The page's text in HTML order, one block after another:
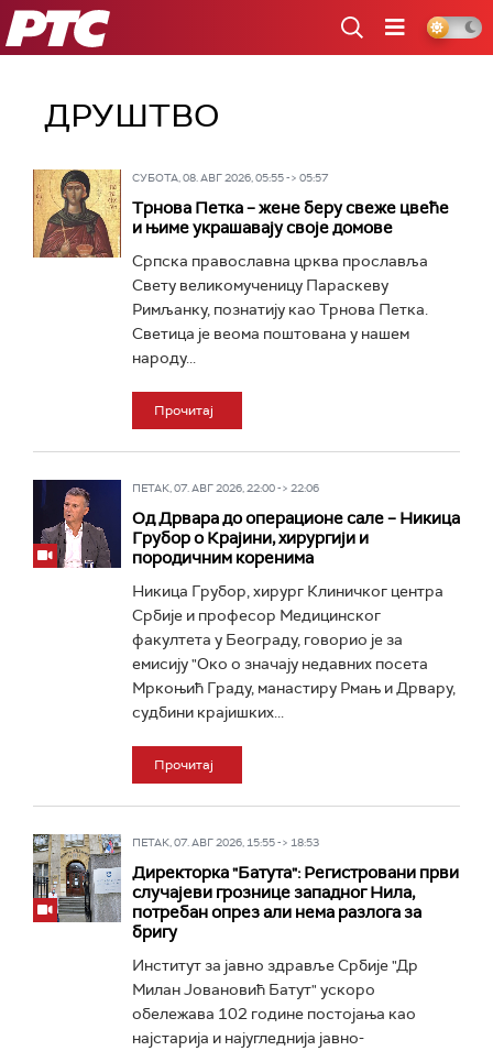
РТС
ДРУШТВО
СУБОТА, 08. АВГ 2026, 05:55 -> 05:57
Трнова Петка – жене беру свеже цвеће
и њиме украшавају своје домове
Српска православна црква прославља
Свету великомученицу Параскеву
Римљанку, познатију као Трнова Петка.
Светица је веома поштована у нашем
народу...
Прочитај
ПЕТАК, 07. АВГ 2026, 22:00 -> 22:06
Од Дрвара до операционе сале – Никица
Грубор о Крајини, хирургији и
породичним коренима
Никица Грубор, хирург Клиничког центра
Србије и професор Медицинског
факултета у Београду, говорио је за
емисију "Око о значају недавних посета
Мркоњић Граду, манастиру Рмањ и Дрвару,
судбини крајишких...
Прочитај
ПЕТАК, 07. АВГ 2026, 15:55 -> 18:53
Директорка "Батута": Регистровани први
случајеви грознице западног Нила,
потребан опрез али нема разлога за
бригу
Институт за јавно здравље Србије "Др
Милан Јовановић Батут" ускоро
обележава 102 године постојања као
најстарија и најугледнија јавно-